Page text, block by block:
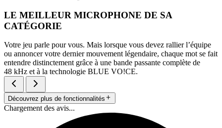
LE MEILLEUR MICROPHONE DE SA
CATÉGORIE
Votre jeu parle pour vous. Mais lorsque vous devez rallier l’équipe
ou annoncer votre dernier mouvement légendaire, chaque mot se fait
entendre distinctement grâce à une bande passante complète de
48 kHz et à la technologie BLUE VO!CE.
Découvrez plus de fonctionnalités
Chargement des avis...